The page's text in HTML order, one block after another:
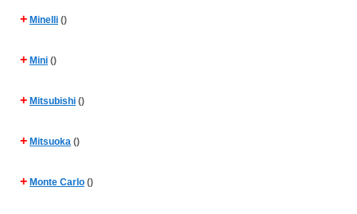
+ Minelli ()
+ Mini ()
+ Mitsubishi ()
+ Mitsuoka ()
+ Monte Carlo ()